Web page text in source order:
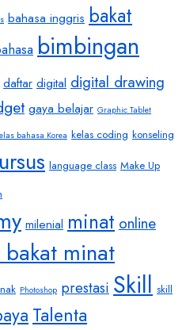
bahasa inggris bakat
bimbingan
daftar digital digital drawing
gaya belajar Graphic Tablet
bahasa Korea kelas coding konseling
language class Make Up
milenial minat online
minat
Photoshop prestasi Skill skill
Talenta